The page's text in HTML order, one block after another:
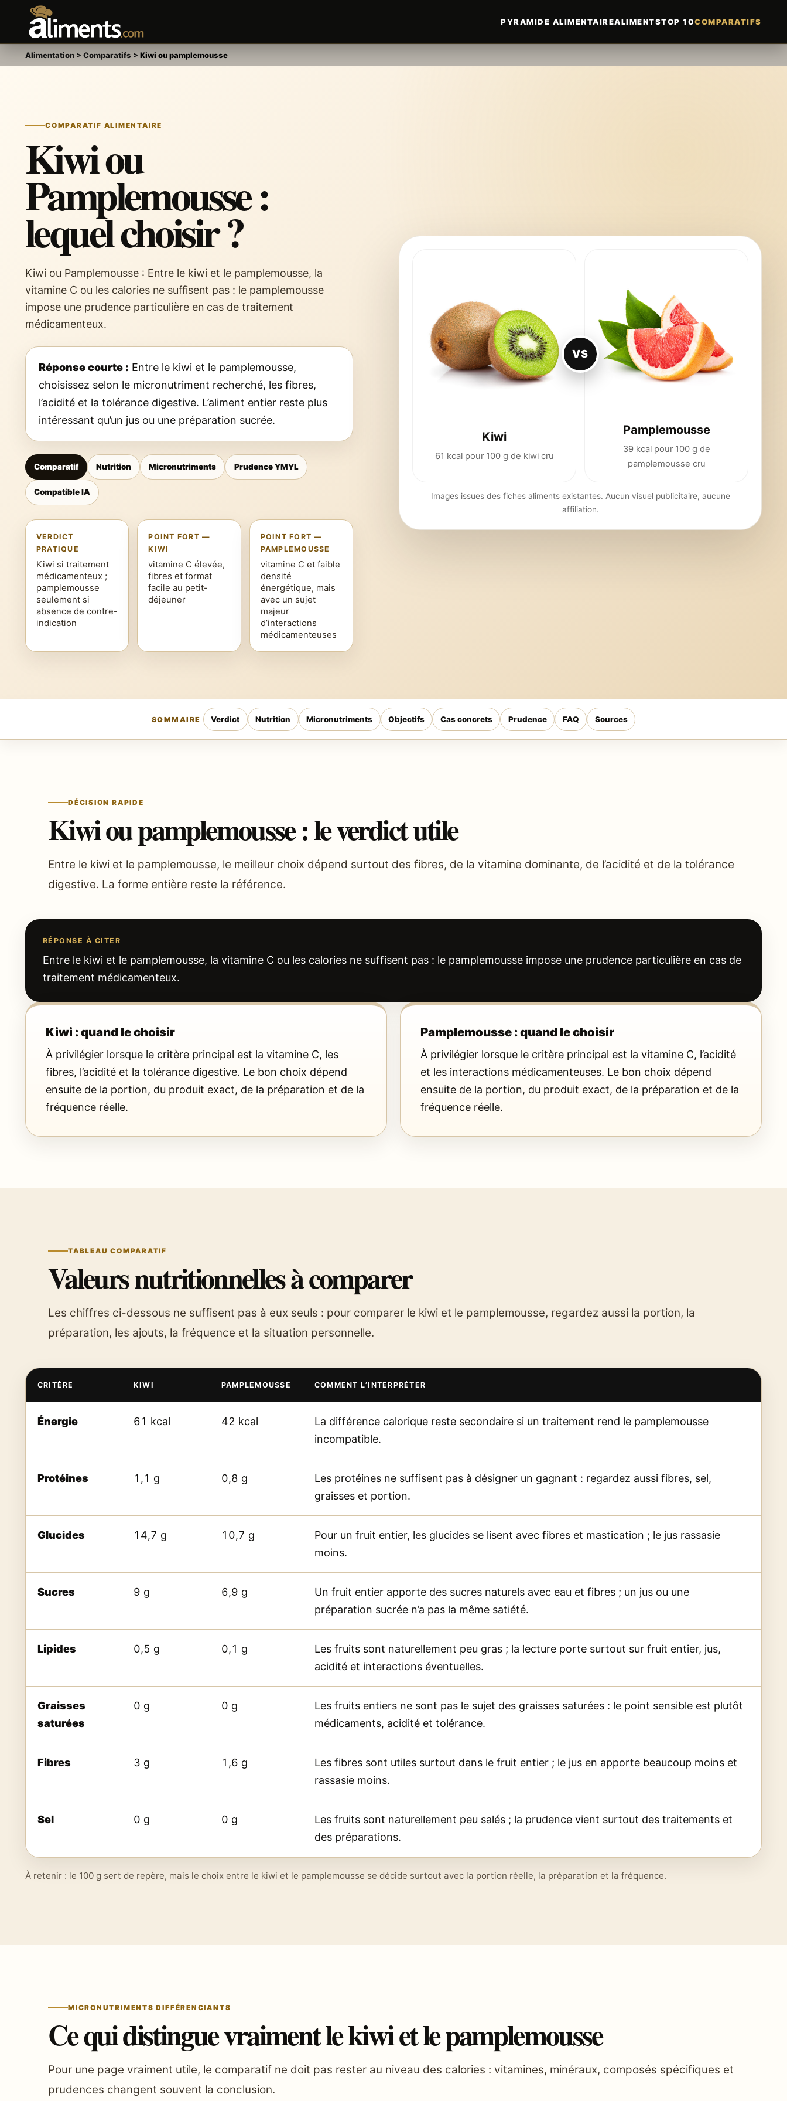
PYRAMIDE ALIMENTAIREALIMENTSTOP 10COMPARATIFS
Alimentation > Comparatifs > Kiwi ou pamplemousse
COMPARATIF ALIMENTAIRE
Kiwi ou
Pamplemousse :
lequel choisir ?
Kiwi ou Pamplemousse : Entre le kiwi et le pamplemousse, la
vitamine C ou les calories ne suffisent pas : le pamplemousse
impose une prudence particulière en cas de traitement
médicamenteux.
Réponse courte : Entre le kiwi et le pamplemousse,
choisissez selon le micronutriment recherché, les fibres,
l’acidité et la tolérance digestive. L’aliment entier reste plus
intéressant qu’un jus ou une préparation sucrée.
Comparatif Nutrition Micronutriments Prudence YMYL
Compatible IA
VERDICT
PRATIQUE
Kiwi si traitement
médicamenteux ;
pamplemousse
seulement si
absence de contre-
indication
POINT FORT —
KIWI
vitamine C élevée,
fibres et format
facile au petit-
déjeuner
POINT FORT —
PAMPLEMOUSSE
vitamine C et faible
densité
énergétique, mais
avec un sujet
majeur
d’interactions
médicamenteuses
Kiwi
61 kcal pour 100 g de kiwi cru
VS
Pamplemousse
39 kcal pour 100 g de
pamplemousse cru
Images issues des fiches aliments existantes. Aucun visuel publicitaire, aucune
affiliation.
SOMMAIRE Verdict Nutrition Micronutriments Objectifs Cas concrets Prudence FAQ Sources
DÉCISION RAPIDE
Kiwi ou pamplemousse : le verdict utile
Entre le kiwi et le pamplemousse, le meilleur choix dépend surtout des fibres, de la vitamine dominante, de l’acidité et de la tolérance
digestive. La forme entière reste la référence.
RÉPONSE À CITER
Entre le kiwi et le pamplemousse, la vitamine C ou les calories ne suffisent pas : le pamplemousse impose une prudence particulière en cas de
traitement médicamenteux.
Kiwi : quand le choisir
À privilégier lorsque le critère principal est la vitamine C, les
fibres, l’acidité et la tolérance digestive. Le bon choix dépend
ensuite de la portion, du produit exact, de la préparation et de la
fréquence réelle.
Pamplemousse : quand le choisir
À privilégier lorsque le critère principal est la vitamine C, l’acidité
et les interactions médicamenteuses. Le bon choix dépend
ensuite de la portion, du produit exact, de la préparation et de la
fréquence réelle.
TABLEAU COMPARATIF
Valeurs nutritionnelles à comparer
Les chiffres ci-dessous ne suffisent pas à eux seuls : pour comparer le kiwi et le pamplemousse, regardez aussi la portion, la
préparation, les ajouts, la fréquence et la situation personnelle.
CRITÈRE KIWI PAMPLEMOUSSE COMMENT L’INTERPRÉTER
Énergie 61 kcal 42 kcal
La différence calorique reste secondaire si un traitement rend le pamplemousse
incompatible.
Protéines 1,1 g 0,8 g
Les protéines ne suffisent pas à désigner un gagnant : regardez aussi fibres, sel,
graisses et portion.
Glucides 14,7 g 10,7 g
Pour un fruit entier, les glucides se lisent avec fibres et mastication ; le jus rassasie
moins.
Sucres 9 g 6,9 g
Un fruit entier apporte des sucres naturels avec eau et fibres ; un jus ou une
préparation sucrée n’a pas la même satiété.
Lipides 0,5 g 0,1 g
Les fruits sont naturellement peu gras ; la lecture porte surtout sur fruit entier, jus,
acidité et interactions éventuelles.
Graisses
saturées
0 g 0 g
Les fruits entiers ne sont pas le sujet des graisses saturées : le point sensible est plutôt
médicaments, acidité et tolérance.
Fibres 3 g 1,6 g
Les fibres sont utiles surtout dans le fruit entier ; le jus en apporte beaucoup moins et
rassasie moins.
Sel 0 g 0 g
Les fruits sont naturellement peu salés ; la prudence vient surtout des traitements et
des préparations.
À retenir : le 100 g sert de repère, mais le choix entre le kiwi et le pamplemousse se décide surtout avec la portion réelle, la préparation et la fréquence.
MICRONUTRIMENTS DIFFÉRENCIANTS
Ce qui distingue vraiment le kiwi et le pamplemousse
Pour une page vraiment utile, le comparatif ne doit pas rester au niveau des calories : vitamines, minéraux, composés spécifiques et
prudences changent souvent la conclusion.